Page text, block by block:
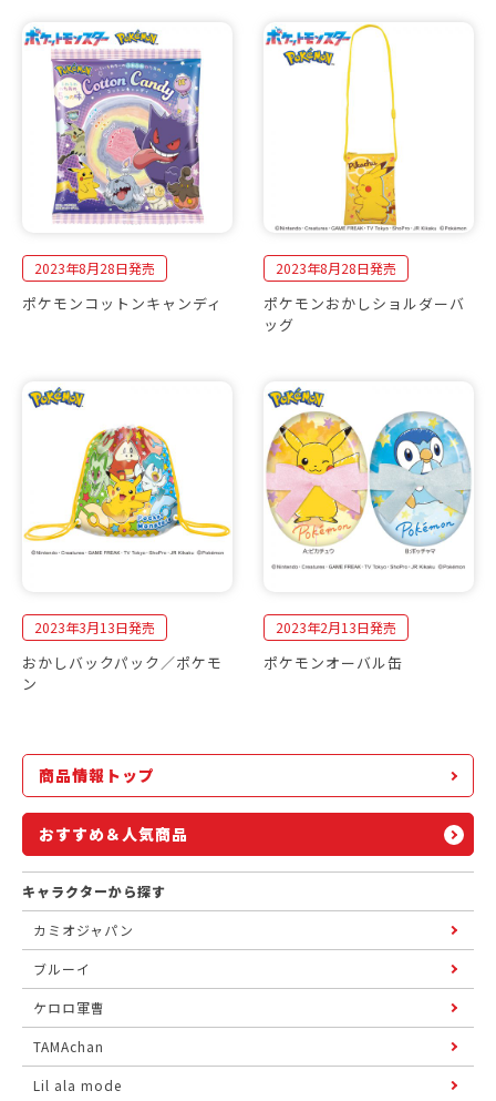
2023年8月28日発売
ポケモンコットンキャンディ
2023年8月28日発売
ポケモンおかしショルダーバ
ッグ
2023年3月13日発売
おかしバックパック／ポケモ
ン
2023年2月13日発売
ポケモンオーバル缶
商品情報トップ
おすすめ＆人気商品
キャラクターから探す
カミオジャパン
ブルーイ
ケロロ軍曹
TAMAchan
Lil ala mode